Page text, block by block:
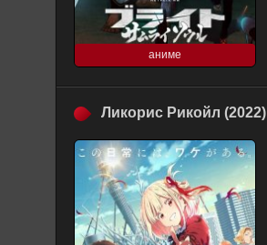
аниме
Ликорис Рикойл (2022)